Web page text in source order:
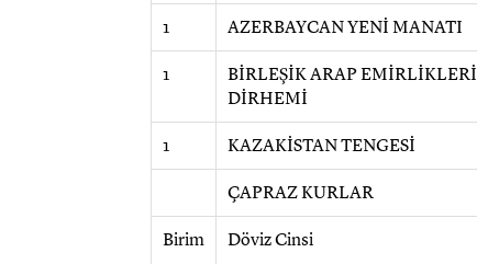
1 AZERBAYCAN YENİ MANATI
1
BİRLEŞİK ARAP EMİRLİKLERİ
DİRHEMİ
1 KAZAKİSTAN TENGESİ
ÇAPRAZ KURLAR
Birim Döviz Cinsi